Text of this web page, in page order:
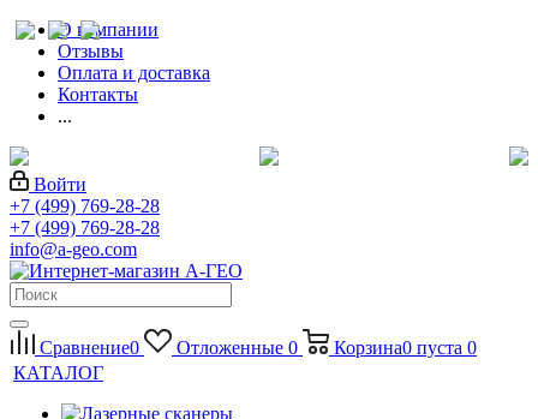
О компании
Отзывы
Оплата и доставка
Контакты
...
Войти
+7 (499) 769-28-28
+7 (499) 769-28-28
info@a-geo.com
Сравнение0 Отложенные 0 Корзина0 пуста 0
КАТАЛОГ